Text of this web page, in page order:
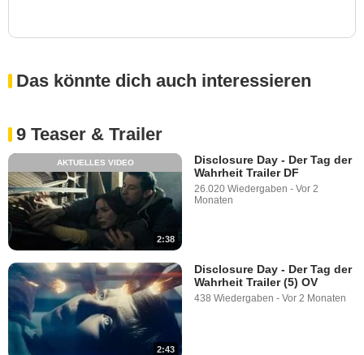
Das könnte dich auch interessieren
9 Teaser & Trailer
2:38
AKTUELLES VIDEO
Disclosure Day - Der Tag der
Wahrheit Trailer DF
26.020 Wiedergaben - Vor 2
Monaten
2:43
Disclosure Day - Der Tag der
Wahrheit Trailer (5) OV
438 Wiedergaben - Vor 2 Monaten